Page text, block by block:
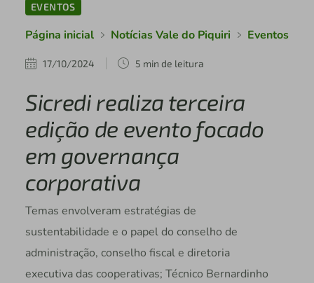
EVENTOS
Página inicial Notícias Vale do Piquiri Eventos
17/10/2024 5 min de leitura
Sicredi realiza terceira
edição de evento focado
em governança
corporativa
Temas envolveram estratégias de
sustentabilidade e o papel do conselho de
administração, conselho fiscal e diretoria
executiva das cooperativas; Técnico Bernardinho